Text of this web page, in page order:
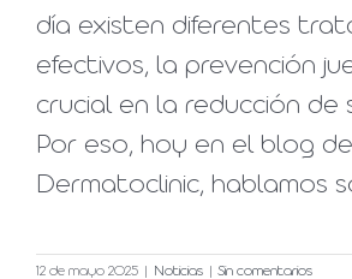
día existen diferentes
efectivos, la prevención
crucial en la reducción de
Por eso, hoy en el blog de
Dermatoclinic, hablamos
12 de mayo 2025 Noticias
Sin comentarios